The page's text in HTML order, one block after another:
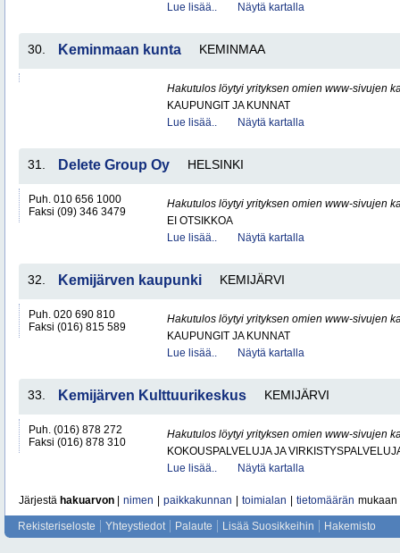
Lue lisää..
Näytä kartalla
30. Keminmaan kunta KEMINMAA
Hakutulos löytyi yrityksen omien www-sivujen
KAUPUNGIT JA KUNNAT
Lue lisää..
Näytä kartalla
31. Delete Group Oy HELSINKI
Puh. 010 656 1000
Faksi (09) 346 3479
Hakutulos löytyi yrityksen omien www-sivujen
EI OTSIKKOA
Lue lisää..
Näytä kartalla
32. Kemijärven kaupunki KEMIJÄRVI
Puh. 020 690 810
Faksi (016) 815 589
Hakutulos löytyi yrityksen omien www-sivujen
KAUPUNGIT JA KUNNAT
Lue lisää..
Näytä kartalla
33. Kemijärven Kulttuurikeskus KEMIJÄRVI
Puh. (016) 878 272
Faksi (016) 878 310
Hakutulos löytyi yrityksen omien www-sivujen
KOKOUSPALVELUJA JA
Lue lisää..
Näytä kartalla
Järjestä hakuarvon nimen paikkakunnan toimialan tietomäärän mukaan
Rekisteriseloste Yhteystiedot Palaute Lisää Suosikkeihin Hakemisto